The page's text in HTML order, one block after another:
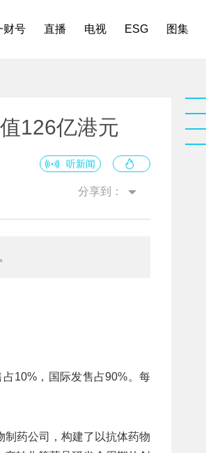
财号 直播 电视 ESG 图集
126亿港元
听新闻
分享到：
10%，国际发售占90%。每
药公司，构建了以抗体药物